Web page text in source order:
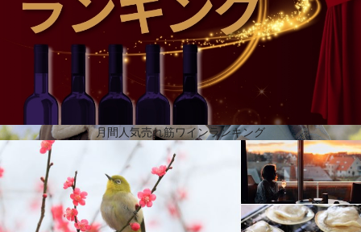
レイル・ヴィンヤーズのルーツ
月間人気売れ筋ワインランキング